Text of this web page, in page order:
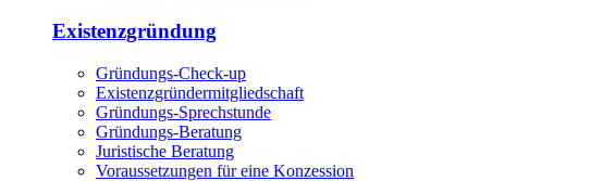
Existenzgründung
Gründungs-Check-up
Existenzgründermitgliedschaft
Gründungs-Sprechstunde
Gründungs-Beratung
Juristische Beratung
Voraussetzungen für eine Konzession